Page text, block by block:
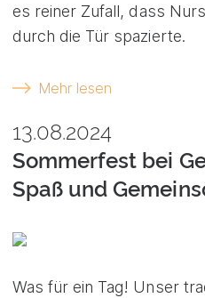
es reiner Zufall, dass
durch die Tür spazierte.
Mehr lesen
13.08.2024
Sommerfest bei
Spaß und
Was für ein Tag! Unser